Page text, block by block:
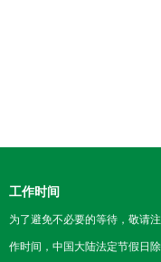
工作时间
为了避免不必要的等待，敬请
作时间，中国大陆法定节假日除